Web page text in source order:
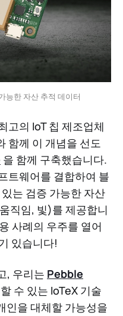
능한 자산 추적 데이터
고의 IoT 칩 제조업체
함께 이 개념을 선도
을 함께 구축했습니다.
트웨어를 결합하여 블
는 검증 가능한 자산
직임, 빛)를 제공합니
사례의 우주를 열어
있습니다!
, 우리는 Pebble
수 있는 IoTeX 기술
인을 대체할 가능성을